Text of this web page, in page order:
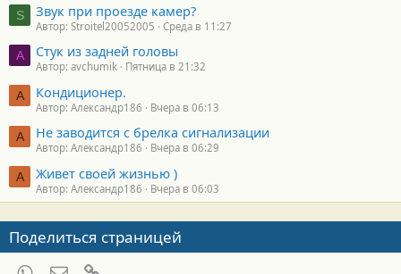
S Звук при проезде камер?
Автор: Stroitel20052005 Среда в 11:27
A Стук из задней головы
Автор: avchumik Пятница в 21:32
А Кондиционер.
Автор: Александр186 Вчера в 06:13
А Не заводится с брелка сигнализации
Автор: Александр186 Вчера в 06:29
А Живет своей жизнью )
Автор: Александр186 Вчера в 06:03
Поделиться страницей